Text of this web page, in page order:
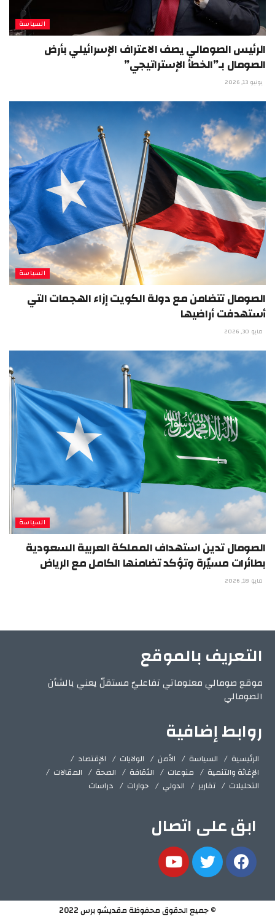
السياسة
الرئيس الصومالي يصف الاعتراف الإسرائيلي بأرض
الصومال بـ”الخطأ الإستراتيجي”
يونيو 13, 2026
السياسة
الصومال تتضامن مع دولة الكويت إزاء الهجمات التي
أستهدفت أراضيها
مايو 30, 2026
السياسة
الصومال تدين استهداف المملكة العربية السعودية
بطائرات مسيّرة وتؤكد تضامنها الكامل مع الرياض
مايو 18, 2026
التعريف بالموقع
موقع صومالي معلوماتي تفاعليّ مستقلّ يعني بالشأن
الصومالي
روابط إضافية
الرئيسية السياسة الأمن الولايات
الإقتصاد
الإغاثة والتنمية
منوعات الثقافة الصحة
المقالات
التحليلات
تقارير الدولي حوارات دراسات
ابق على اتصال
© جميع الحقوق محفوظة مقديشو برس 2022